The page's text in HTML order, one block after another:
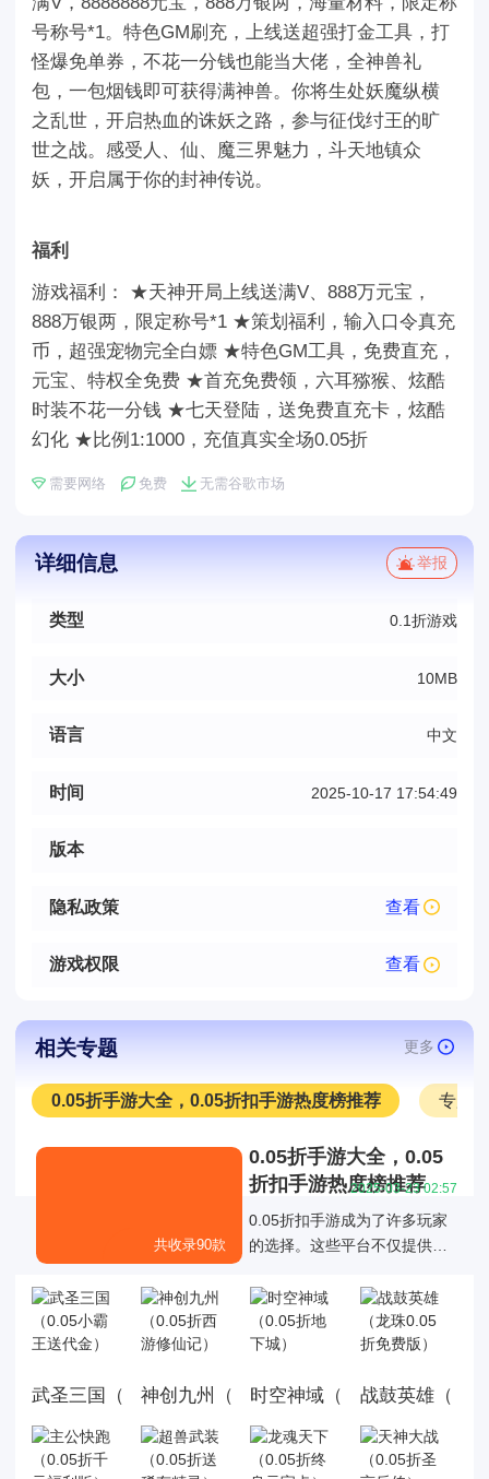
号称号*1。特色GM刷充，上线送超强打金工具，打
怪爆免单券，不花一分钱也能当大佬，全神兽礼
包，一包烟钱即可获得满神兽。你将生处妖魔纵横
之乱世，开启热血的诛妖之路，参与征伐纣王的旷
世之战。感受人、仙、魔三界魅力，斗天地镇众
妖，开启属于你的封神传说。
福利
游戏福利： ★天神开局上线送满V、888万元宝，
888万银两，限定称号*1 ★策划福利，输入口令真充
币，超强宠物完全白嫖 ★特色GM工具，免费直充，
元宝、特权全免费 ★首充免费领，六耳猕猴、炫酷
时装不花一分钱 ★七天登陆，送免费直充卡，炫酷
幻化 ★比例1:1000，充值真实全场0.05折
需要网络 免费 无需谷歌市场
详细信息 举报
类型 0.1折游戏
大小 10MB
语言 中文
时间 2025-10-17 17:54:49
版本
隐私政策 查看
游戏权限 查看
相关专题 更多
0.05折手游大全，0.05折扣手游热度榜推荐 专服
共收录90款
0.05折手游大全，0.05
折扣手游热度榜推荐
2025-03-23 02:57
0.05折扣手游成为了许多玩家
的选择。这些平台不仅提供了
各种折扣福利活动优化了玩家
的游戏体验，0.05折扣手游成
为了许多玩家的选择。
武圣三国（0.05小霸王送代金）
神创九州（0.05折西游修仙记）
时空神域（0.05折地下城）
战鼓英雄（龙